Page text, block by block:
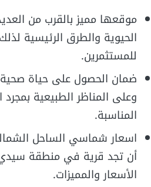
موقعها مميز بالقرب من
الحيوية والطرق الرئيسية
للمستثمرين.
ضمان الحصول على حياة صحية
وعلى المناظر الطبيعية
المناسبة.
اسعار شماسي الساحل
أن تجد قرية في منطقة
الأسعار والمميزات.